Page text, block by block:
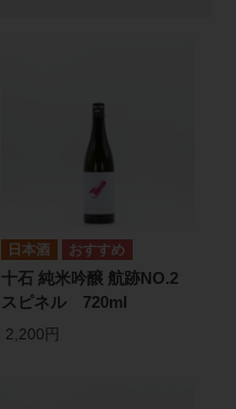
日本酒
十石 純米吟醸 航跡NO.2
スピネル 720ml
2,200円